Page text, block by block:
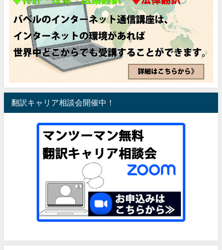
翻訳キャリア相談会開催中！